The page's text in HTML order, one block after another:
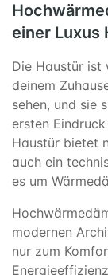
einer Luxus
Die Haustür ist
deinem
sehen, und sie
ersten
Haustür bietet
auch ein
es um
modernen
nur zum